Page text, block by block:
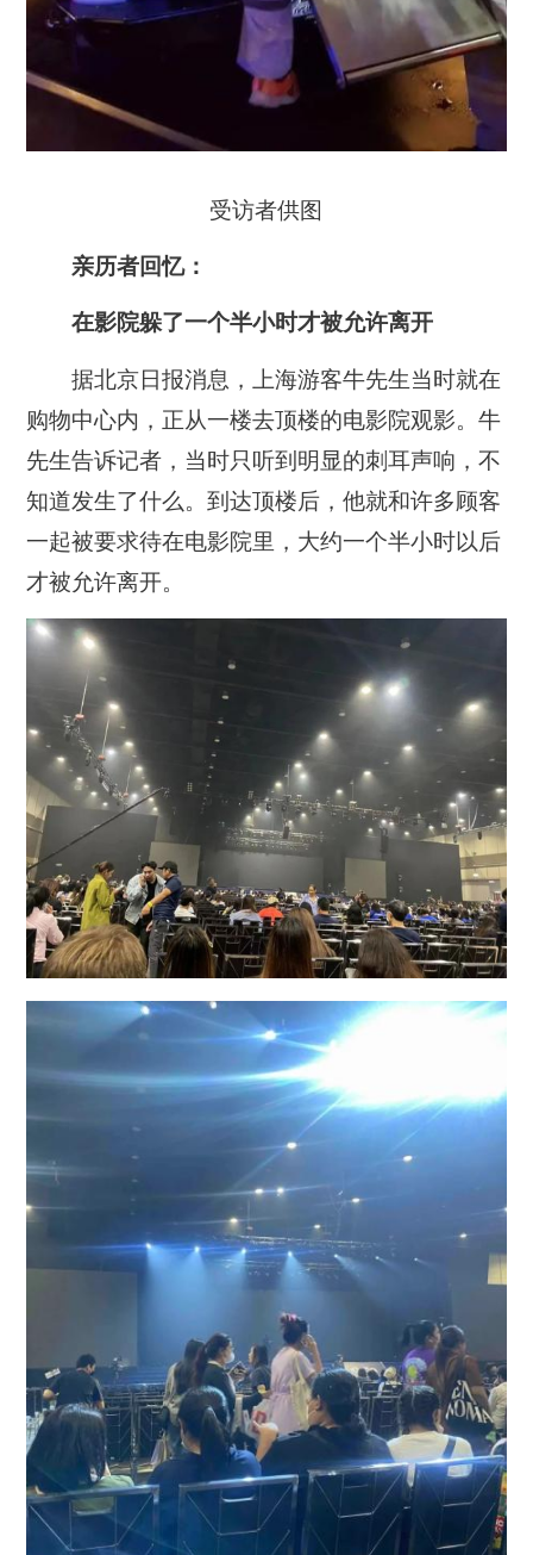
受访者供图
亲历者回忆：
在影院躲了一个半小时才被允许离开
据北京日报消息，上海游客牛先生当时就在
购物中心内，正从一楼去顶楼的电影院观影。牛
先生告诉记者，当时只听到明显的刺耳声响，不
知道发生了什么。到达顶楼后，他就和许多顾客
一起被要求待在电影院里，大约一个半小时以后
才被允许离开。